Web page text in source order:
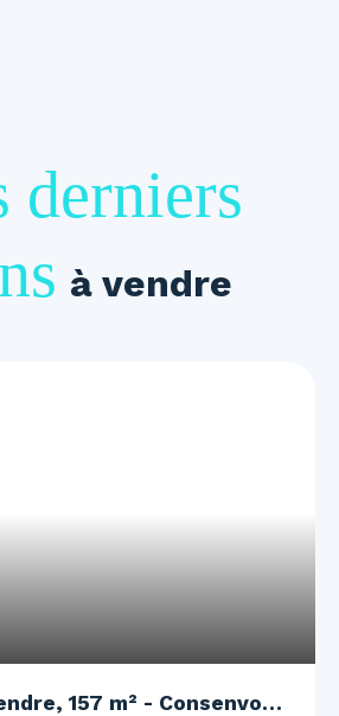
derniers
à vendre
157 m² - Consenvoye